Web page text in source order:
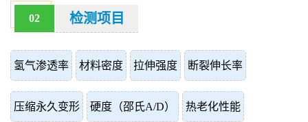
02 检测项目
氢气渗透率 材料密度 拉伸强度 断裂伸长率
压缩永久变形 硬度（邵氏A/D） 热老化性能